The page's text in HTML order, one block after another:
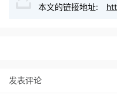
本文的链接地址:
发表评论